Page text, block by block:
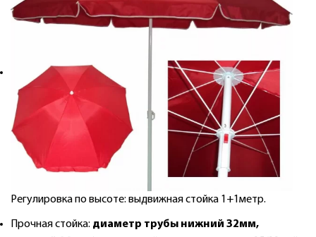
Регулировка по высоте: выдвижная стойка 1+1метр.
Прочная стойка: диаметр трубы нижний 32мм,